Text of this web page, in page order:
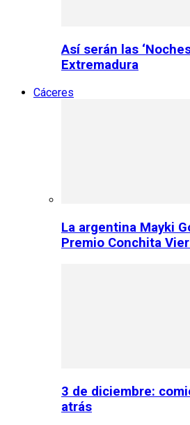
Así serán las
Extremadura
Cáceres
La argentina Mayki
Premio Conchita
3 de diciembre:
atrás